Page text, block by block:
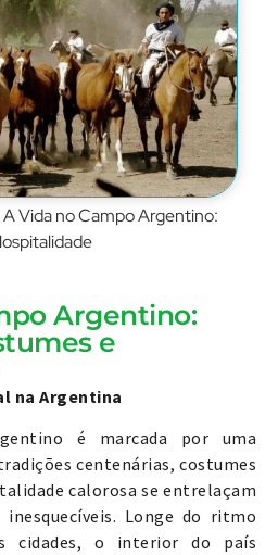
A Vida no Campo Argentino:
Argentino:
e
na Argentina
é marcada por uma
centenárias, costumes
calorosa se entrelaçam
inesquecíveis. Longe do ritmo
cidades, o interior do país